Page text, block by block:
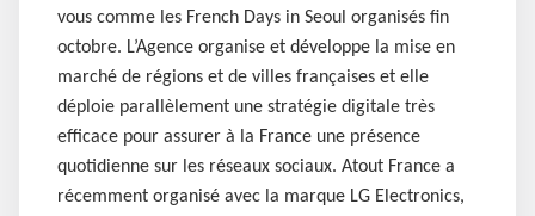
vous comme les French Days in Seoul organisés fin
octobre. L’Agence organise et développe la mise en
marché de régions et de villes françaises et elle
déploie parallèlement une stratégie digitale très
efficace pour assurer à la France une présence
quotidienne sur les réseaux sociaux. Atout France a
récemment organisé avec la marque LG Electronics,